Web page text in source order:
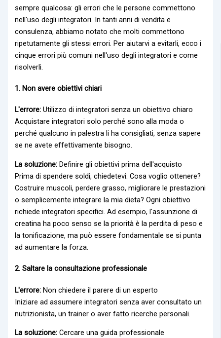
sempre qualcosa: gli errori che le persone commettono
nell'uso degli integratori. In tanti anni di vendita e
consulenza, abbiamo notato che molti commettono
ripetutamente gli stessi errori. Per aiutarvi a evitarli, ecco i
cinque errori più comuni nell'uso degli integratori e come
risolverli.
1. Non avere obiettivi chiari
L'errore: Utilizzo di integratori senza un obiettivo chiaro
Acquistare integratori solo perché sono alla moda o
perché qualcuno in palestra li ha consigliati, senza sapere
se ne avete effettivamente bisogno.
La soluzione: Definire gli obiettivi prima dell'acquisto
Prima di spendere soldi, chiedetevi: Cosa voglio ottenere?
Costruire muscoli, perdere grasso, migliorare le prestazioni
o semplicemente integrare la mia dieta? Ogni obiettivo
richiede integratori specifici. Ad esempio, l'assunzione di
creatina ha poco senso se la priorità è la perdita di peso e
la tonificazione, ma può essere fondamentale se si punta
ad aumentare la forza.
2. Saltare la consultazione professionale
L'errore: Non chiedere il parere di un esperto
Iniziare ad assumere integratori senza aver consultato un
nutrizionista, un trainer o aver fatto ricerche personali.
La soluzione: Cercare una guida professionale